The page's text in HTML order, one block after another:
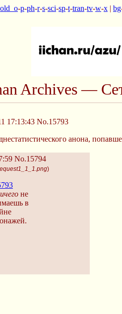
old_o-p-ph-r-s-sci-sp-t-tran-tv-w-x | bg
Archives —
17:13:43 No.15793
анона,
No.15794
)
не
в